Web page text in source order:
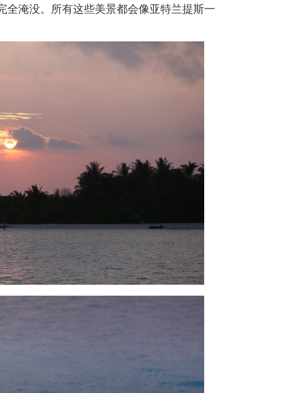
全淹没。所有这些美景都会像亚特兰提斯一